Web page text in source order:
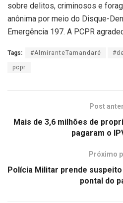
sobre delitos, criminosos e
anônima por meio do Disque-
Emergência 197. A PCPR
Tags: #AlmiranteTamandaré
pcpr
Post
Mais de 3,6 milhões de
pagaram o
Próximo
Polícia Militar prende
pontal do